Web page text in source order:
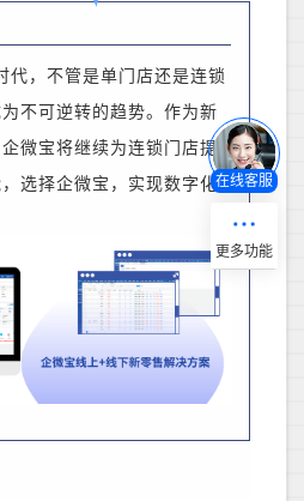
代，不管是单门店还是连锁
不可逆转的趋势。作为新
微宝将继续为连锁门店提
选择企微宝，实现数字化在线客服